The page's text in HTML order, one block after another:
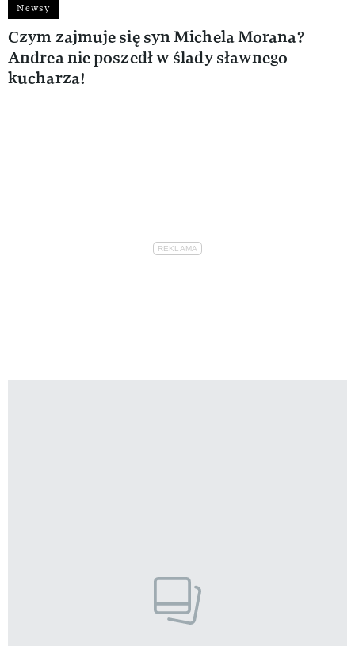
Newsy
Czym zajmuje się syn Michela Morana?
Andrea nie poszedł w ślady sławnego
kucharza!